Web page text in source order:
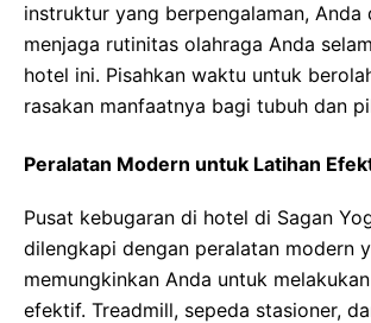
instruktur yang berpengalaman, Anda
menjaga rutinitas olahraga Anda
hotel ini. Pisahkan waktu untuk
rasakan manfaatnya bagi tubuh dan
Peralatan Modern untuk Latihan
Pusat kebugaran di hotel di Sagan
dilengkapi dengan peralatan modern
memungkinkan Anda untuk
efektif. Treadmill, sepeda stasioner,